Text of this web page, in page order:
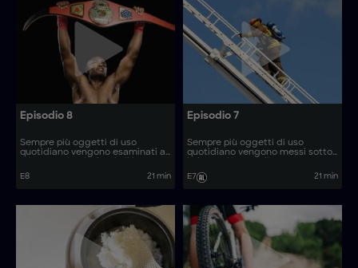
Episodio 8
Sempre più oggetti di uso
quotidiano vengono esaminati al
processo di produzione. Come
vengono realizzati oggetti come
E8 21 min
Episodio 7
Sempre più oggetti di uso
quotidiano vengono messi sotto
rivelando il loro processo di
produzione. Come vengono
E7 21 min